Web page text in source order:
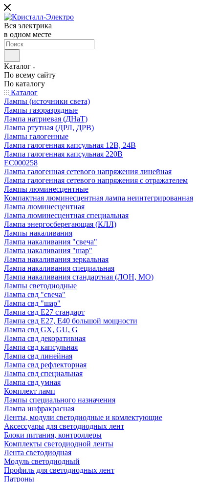
Вся электрика
в одном месте
Каталог
По всему сайту
По каталогу
Каталог
Лампы (источники света)
Лампы газоразрядные
Лампа натриевая (ДНаТ)
Лампа ртутная (ДРЛ, ДРВ)
Лампы галогенные
Лампа галогенная капсульная 12В, 24В
Лампа галогенная капсульная 220В
EC000258
Лампа галогенная сетевого напряжения линейная
Лампа галогенная сетевого напряжения с отражателем
Лампы люминесцентные
Компактная люминесцентная лампа неинтегрированная
Лампа люминесцентная
Лампа люминесцентная специальная
Лампа энергосберегающая (КЛЛ)
Лампы накаливания
Лампа накаливания "свеча"
Лампа накаливания "шар"
Лампа накаливания зеркальная
Лампа накаливания специальная
Лампа накаливания стандартная (ЛОН, МО)
Лампы светодиодные
Лампа свд "свеча"
Лампа свд "шар"
Лампа свд E27 стандарт
Лампа свд E27, Е40 большой мощности
Лампа свд GX, GU, G
Лампа свд декоративная
Лампа свд капсульная
Лампа свд линейная
Лампа свд рефлекторная
Лампа свд специальная
Лампа свд умная
Комплект ламп
Лампы специального назначения
Лампа инфракрасная
Ленты, модули светодиодные и комлектующие
Аксессуары для светодиодных лент
Блоки питания, контроллеры
Комплекты светодиодной ленты
Лента светодиодная
Модуль светодиодный
Профиль для светодиодных лент
Патроны